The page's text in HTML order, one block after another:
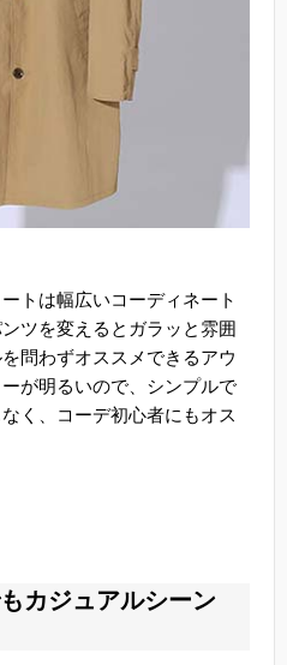
トは幅広いコーディネート
ツを変えるとガラッと雰囲
問わずオススメできるアウ
が明るいので、シンプルで
く、コーデ初心者にもオス
カジュアルシーン